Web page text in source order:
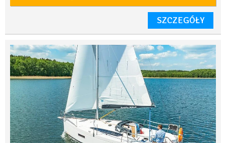
SZCZEGÓŁY